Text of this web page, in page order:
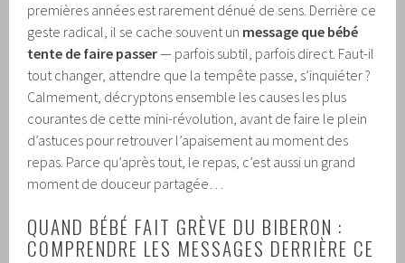
premières années est rarement dénué de sens. Derrière ce
geste radical, il se cache souvent un message que bébé
tente de faire passer— parfois subtil, parfois direct. Faut-il
tout changer, attendre que la tempête passe, s’inquiéter ?
Calmement, décryptons ensemble les causes les plus
courantes de cette mini-révolution, avant de faire le plein
d’astuces pour retrouver l’apaisement au moment des
repas. Parce qu’après tout, le repas, c’est aussi un grand
moment de douceur partagée…
QUAND BÉBÉ FAIT GRÈVE DU BIBERON :
COMPRENDRE LES MESSAGES DERRIÈRE CE